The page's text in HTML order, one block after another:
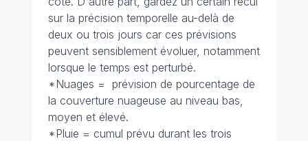
sur la précision temporelle au-delà de
deux ou trois jours car ces prévisions
peuvent sensiblement évoluer, notamment
lorsque le temps est perturbé.
*Nuages = prévision de pourcentage de
la couverture nuageuse au niveau bas,
moyen et élevé.
*Pluie = cumul prévu durant les trois